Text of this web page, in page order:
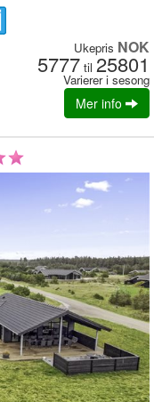
Ukepris NOK
5777 til 25801
Varierer i sesong
Mer info